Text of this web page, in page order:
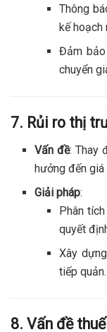
Thông
kế hoạch
Đảm bảo
chuyển
7. Rủi ro thị
Vấn đề: Thay
hưởng đến giá
Giải pháp:
Phân
quyết
Xây
tiếp quản.
8. Vấn đề thuế